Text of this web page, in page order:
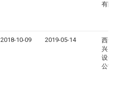
有限
2018-10-09 2019-05-14
西安
兴自
设备
公司